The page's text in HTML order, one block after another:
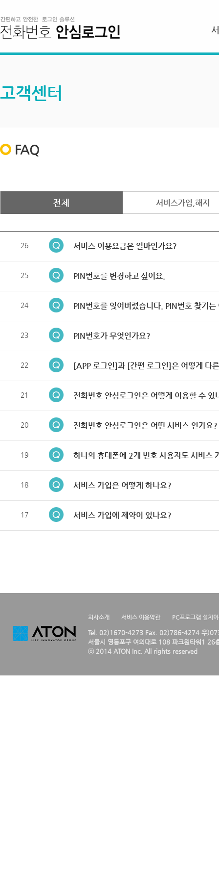
고객센터
FAQ
전체 서비스가입,해지
26 서비스 이용요금은 얼마인가요?
25 PIN번호를 변경하고 싶어요.
24 PIN번호를 잊어버렸습니다. PIN번호 찾기는
23 PIN번호가 무엇인가요?
22 [APP 로그인]과 [간편 로그인]은 어떻게 다
21 전화번호 안심로그인은 어떻게 이용할 수 있
20 전화번호 안심로그인은 어떤 서비스 인가요?
19 하나의 휴대폰에 2개 번호 사용자도 서비스
18 서비스 가입은 어떻게 하나요?
17 서비스 가입에 제약이 있나요?
회사소개 서비스 이용약관 PC프로그램 설치
Tel. 02)1670-4273 Fax. 02)786-4274 우
서울시 영등포구 여의대로 108 파크원타워1 26
ⓒ 2014 ATON Inc. All rights reserved